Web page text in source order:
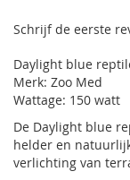
gallerij
Schrijf de eerste
Daylight blue
Merk: Zoo Med
Wattage: 150 watt
De Daylight blue
helder en
verlichting van